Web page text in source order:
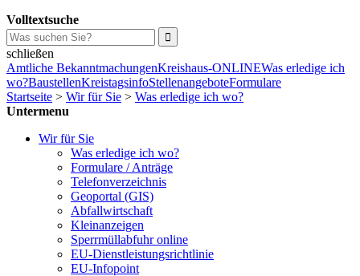
Volltextsuche
schließen
Amtliche BekanntmachungenKreishaus-ONLINEWas erledige ich
wo?BaustellenKreistagsinfoStellenangeboteFormulare
Startseite > Wir für Sie > Was erledige ich wo?
Untermenu
Wir für Sie
Was erledige ich wo?
Formulare / Anträge
Telefonverzeichnis
Geoportal (GIS)
Abfallwirtschaft
Kleinanzeigen
Sperrmüllabfuhr online
EU-Dienstleistungsrichtlinie
EU-Infopoint